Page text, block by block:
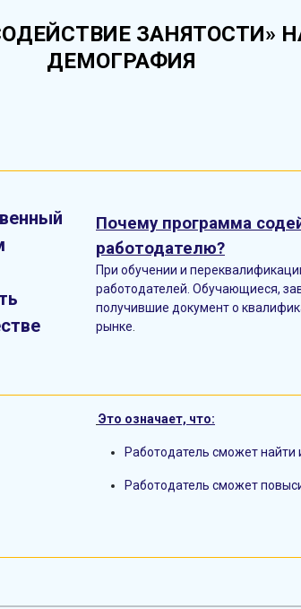
ЗАНЯТОСТИ»
ДЕМОГРАФИЯ
Почему программа
работодателю?
При обучении и
работодателей. Обучающиеся,
получившие документ о
рынке
Это означает, что:
Работодатель сможет найти
Работодатель сможет